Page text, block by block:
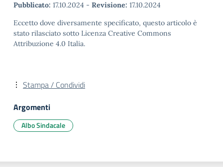
Pubblicato: 17.10.2024 - Revisione: 17.10.2024
Eccetto dove diversamente specificato, questo articolo è
stato rilasciato sotto Licenza Creative Commons
Attribuzione 4.0 Italia.
Stampa / Condividi
Argomenti
Albo Sindacale